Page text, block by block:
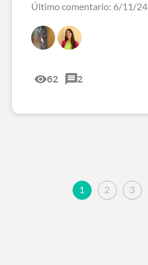
Último comentario: 6/11/24
62 2
1 2 3